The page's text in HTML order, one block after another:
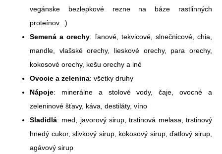
vegánske bezlepkové rezne na báze rastlinných
proteínov...)
Semená a orechy: ľanové, tekvicové, slnečnicové, chia,
mandle, vlašské orechy, lieskové orechy, para orechy,
kokosové orechy, kešu orechy a iné
Ovocie a zelenina: všetky druhy
Nápoje: minerálne a stolové vody, čaje, ovocné a
zeleninové šťavy, káva, destiláty, víno
Sladidlá: med, javorový sirup, trstinová melasa, trstinový
hnedý cukor, slivkový sirup, kokosový sirup, ďatlový sirup,
agávový sirup
SOĽ
ZÁSADITÁ
KÚPEĽNÁ